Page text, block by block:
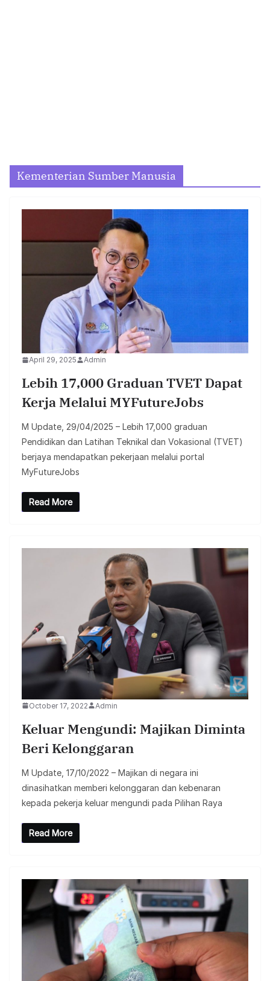
Kementerian Sumber Manusia
April 29, 2025 Admin
Lebih 17,000 Graduan TVET Dapat
Kerja Melalui MYFutureJobs
M Update, 29/04/2025 – Lebih 17,000 graduan
Pendidikan dan Latihan Teknikal dan Vokasional (TVET)
berjaya mendapatkan pekerjaan melalui portal
MyFutureJobs
Read More
October 17, 2022 Admin
Keluar Mengundi: Majikan Diminta
Beri Kelonggaran
M Update, 17/10/2022 – Majikan di negara ini
dinasihatkan memberi kelonggaran dan kebenaran
kepada pekerja keluar mengundi pada Pilihan Raya
Read More